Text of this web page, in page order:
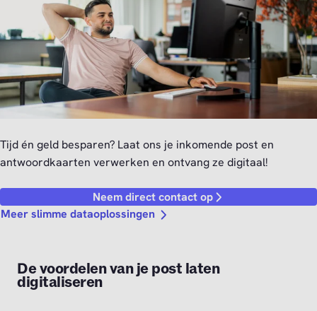
Tijd én geld besparen? Laat ons je inkomende post en
antwoordkaarten verwerken en ontvang ze digitaal!
Neem direct contact op
Meer slimme dataoplossingen
De voordelen van je post laten
digitaliseren